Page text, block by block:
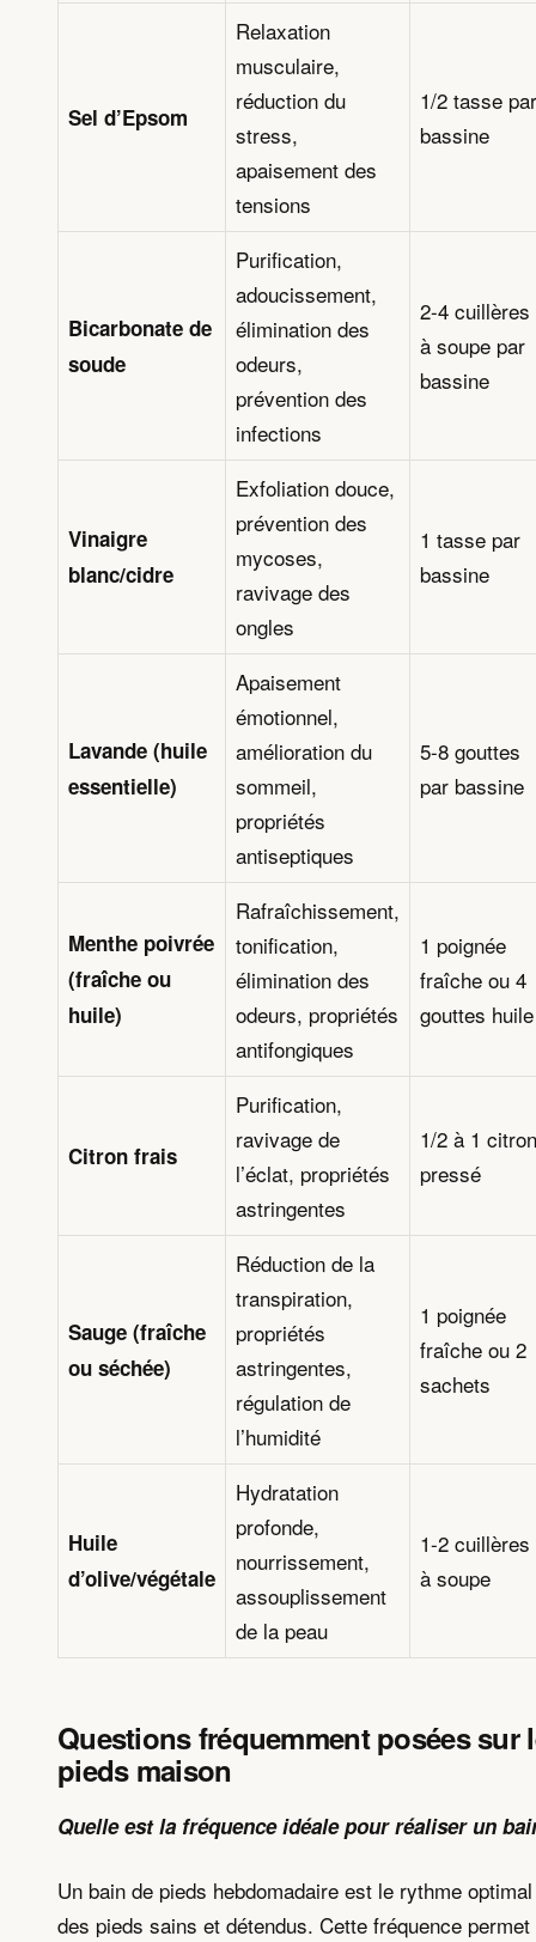
Sel d’Epsom
Relaxation
musculaire,
réduction du
stress,
apaisement des
tensions
1/2 tasse par
bassine
Bicarbonate de
soude
Purification,
adoucissement,
élimination des
odeurs,
prévention des
infections
2-4 cuillères
à soupe par
bassine
Vinaigre
blanc/cidre
Exfoliation douce,
prévention des
mycoses,
ravivage des
ongles
1 tasse par
bassine
Lavande (huile
essentielle)
Apaisement
émotionnel,
amélioration du
sommeil,
propriétés
antiseptiques
5-8 gouttes
par bassine
Menthe poivrée
(fraîche ou
huile)
Rafraîchissement,
tonification,
élimination des
odeurs, propriétés
antifongiques
1 poignée
fraîche ou 4
gouttes huile
Citron frais
Purification,
ravivage de
l’éclat, propriétés
astringentes
1/2 à 1 citron
pressé
Sauge (fraîche
ou séchée)
Réduction de la
transpiration,
propriétés
astringentes,
régulation de
l’humidité
1 poignée
fraîche ou 2
sachets
Huile
d’olive/végétale
Hydratation
profonde,
nourrissement,
assouplissement
de la peau
1-2 cuillères
à soupe
Questions fréquemment posées sur
pieds maison
Quelle est la fréquence idéale pour réaliser un
Un bain de pieds hebdomadaire est le rythme
des pieds sains et détendus. Cette fréquence